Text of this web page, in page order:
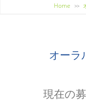
Home >>
オーラ
現在の